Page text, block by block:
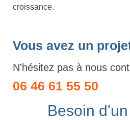
croissance.
Vous avez un
N'hésitez pas à nous
06 46 61 55 50
Besoin